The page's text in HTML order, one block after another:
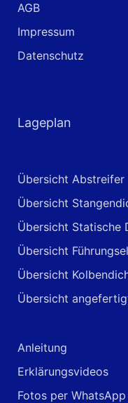
AGB
Impressum
Datenschutz
Lageplan
Übersicht Abstreifer
Übersicht
Übersicht Statische
Übersicht
Übersicht
Übersicht
Anleitung
Erklärungsvideos
Fotos per